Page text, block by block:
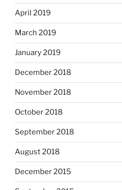
April 2019
March 2019
January 2019
December 2018
November 2018
October 2018
September 2018
August 2018
December 2015